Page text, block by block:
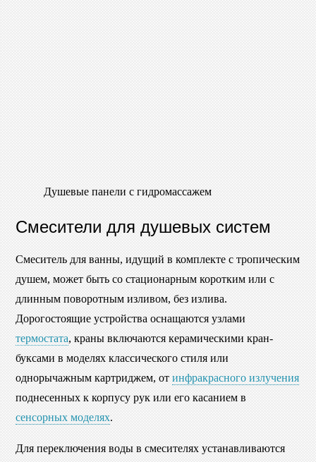
Душевые панели с гидромассажем
Смесители для душевых систем
Смеситель для ванны, идущий в комплекте с тропическим
душем, может быть со стационарным коротким или с
длинным поворотным изливом, без излива.
Дорогостоящие устройства оснащаются узлами
термостата, краны включаются керамическими кран-
буксами в моделях классического стиля или
однорычажным картриджем, от инфракрасного излучения
поднесенных к корпусу рук или его касанием в
сенсорных моделях.
Для переключения воды в смесителях устанавливаются